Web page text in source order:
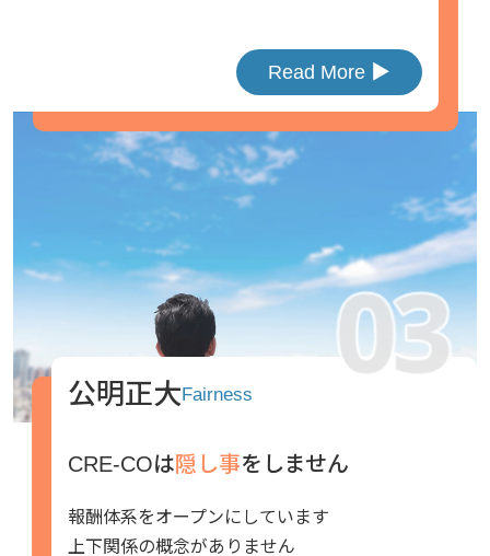
Read More ▶︎
公明正大Fairness
CRE-COは隠し事をしません
報酬体系をオープンにしています
上下関係の概念がありません